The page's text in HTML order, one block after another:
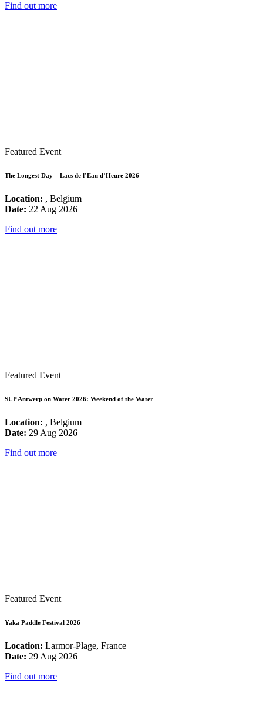
Find out more
Featured Event
The Longest Day – Lacs de l’Eau d’Heure 2026
Location: , Belgium
Date: 22 Aug 2026
Find out more
Featured Event
SUP Antwerp on Water 2026: Weekend of the Water
Location: , Belgium
Date: 29 Aug 2026
Find out more
Featured Event
Yaka Paddle Festival 2026
Location: Larmor-Plage, France
Date: 29 Aug 2026
Find out more